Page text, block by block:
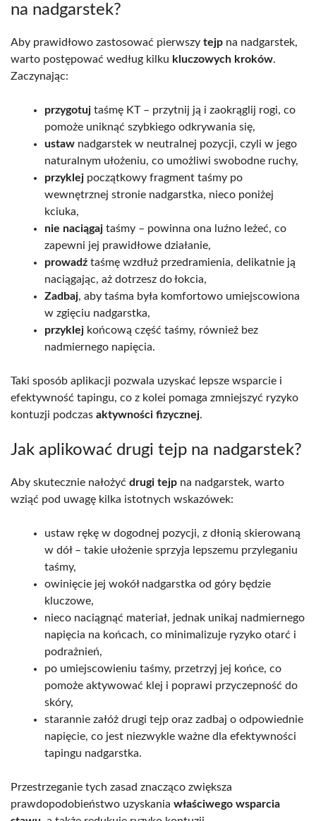
na nadgarstek?
Aby prawidłowo zastosować pierwszy tejp na nadgarstek,
warto postępować według kilku kluczowych kroków.
Zaczynając:
przygotuj taśmę KT – przytnij ją i zaokrąglij rogi, co
pomoże uniknąć szybkiego odkrywania się,
ustaw nadgarstek w neutralnej pozycji, czyli w jego
naturalnym ułożeniu, co umożliwi swobodne ruchy,
przyklej początkowy fragment taśmy po
wewnętrznej stronie nadgarstka, nieco poniżej
kciuka,
nie naciągaj taśmy – powinna ona luźno leżeć, co
zapewni jej prawidłowe działanie,
prowadź taśmę wzdłuż przedramienia, delikatnie ją
naciągając, aż dotrzesz do łokcia,
Zadbaj, aby taśma była komfortowo umiejscowiona
w zgięciu nadgarstka,
przyklej końcową część taśmy, również bez
nadmiernego napięcia.
Taki sposób aplikacji pozwala uzyskać lepsze wsparcie i
efektywność tapingu, co z kolei pomaga zmniejszyć ryzyko
kontuzji podczas aktywności fizycznej.
Jak aplikować drugi tejp na nadgarstek?
Aby skutecznie nałożyć drugi tejp na nadgarstek, warto
wziąć pod uwagę kilka istotnych wskazówek:
ustaw rękę w dogodnej pozycji, z dłonią skierowaną
w dół – takie ułożenie sprzyja lepszemu przyleganiu
taśmy,
owinięcie jej wokół nadgarstka od góry będzie
kluczowe,
nieco naciągnąć materiał, jednak unikaj nadmiernego
napięcia na końcach, co minimalizuje ryzyko otarć i
podrażnień,
po umiejscowieniu taśmy, przetrzyj jej końce, co
pomoże aktywować klej i poprawi przyczepność do
skóry,
starannie załóż drugi tejp oraz zadbaj o odpowiednie
napięcie, co jest niezwykle ważne dla efektywności
tapingu nadgarstka.
Przestrzeganie tych zasad znacząco zwiększa
prawdopodobieństwo uzyskania właściwego wsparcia